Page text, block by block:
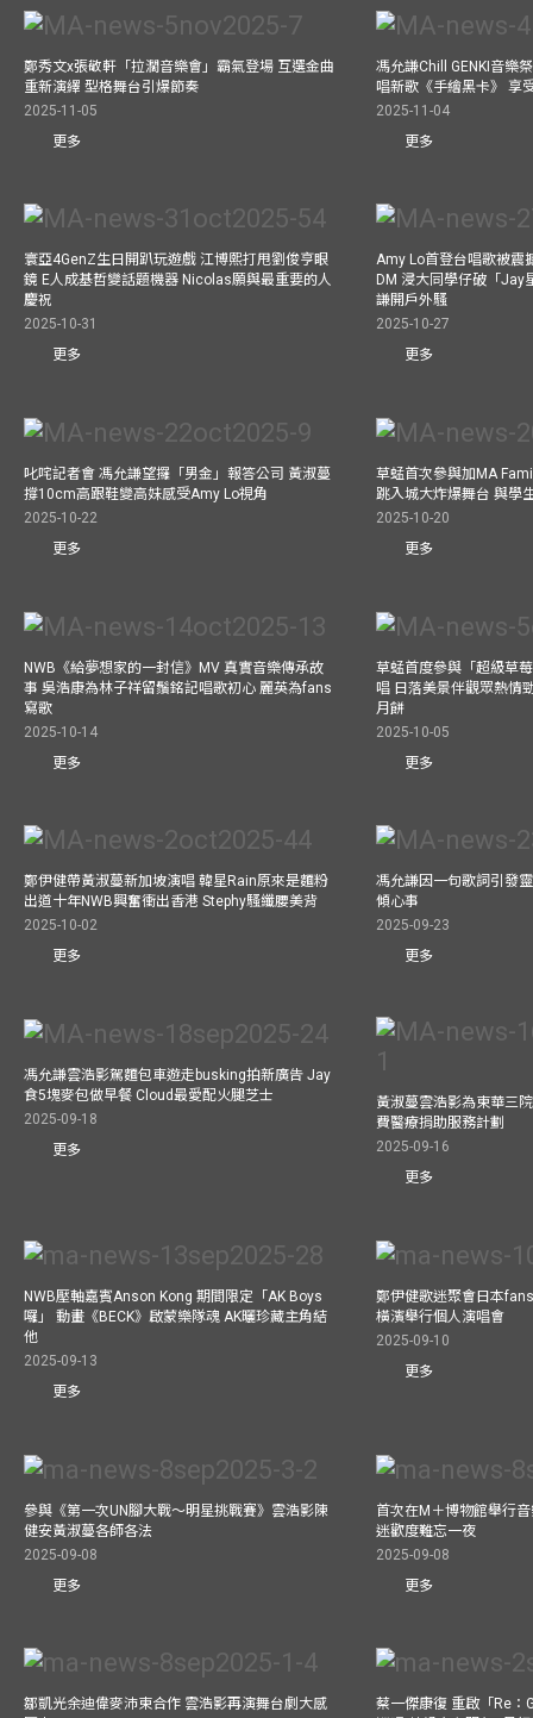
鄭秀文x張敬軒「拉濶音樂會」霸氣登場 互選金曲
重新演繹 型格舞台引爆節奏
2025-11-05
更多
馮允謙Chill GENKI音樂
唱新歌《手繪黑卡》 享
2025-11-04
更多
寰亞4GenZ生日開趴玩遊戲 江博熙打甩劉俊亨眼
鏡 E人成基哲變話題機器 Nicolas願與最重要的人
慶祝
2025-10-31
更多
Amy Lo首登台唱歌被震
DM 浸大同學仔破「Jay
謙開戶外騷
2025-10-27
更多
叱咤記者會 馮允謙望攞「男金」報答公司 黃淑蔓
撐10cm高跟鞋變高妹感受Amy Lo視角
2025-10-22
更多
草蜢首次參與加MA
跳入城大炸爆舞台 與學
2025-10-20
更多
NWB《給夢想家的一封信》MV 真實音樂傳承故
事 吳浩康為林子祥留鬚銘記唱歌初心 麗英為fans
寫歌
2025-10-14
更多
草蜢首度參與「超級草
唱 日落美景伴觀眾熱情
月餅
2025-10-05
更多
鄭伊健帶黃淑蔓新加坡演唱 韓星Rain原來是麵粉
出道十年NWB興奮衝出香港 Stephy騷纖腰美背
2025-10-02
更多
馮允謙因一句歌詞引發
傾心事
2025-09-23
更多
馮允謙雲浩影駕麵包車遊走busking拍新廣告 Jay
食5塊麥包做早餐 Cloud最愛配火腿芝士
2025-09-18
更多
黃淑蔓雲浩影為東華三
費醫療捐助服務計劃
2025-09-16
更多
NWB壓軸嘉賓Anson Kong 期間限定「AK Boys
囉」 動畫《BECK》啟蒙樂隊魂 AK曬珍藏主角結
他
2025-09-13
更多
鄭伊健歌迷聚會日本
橫濱舉行個人演唱會
2025-09-10
更多
參與《第一次UN腳大戰～明星挑戰賽》雲浩影陳
健安黃淑蔓各師各法
2025-09-08
更多
首次在M＋博物館舉行
迷歡度難忘一夜
2025-09-08
更多
鄒凱光余迪偉麥沛東合作 雲浩影再演舞台劇大感
蔡一傑康復 重啟「Re：